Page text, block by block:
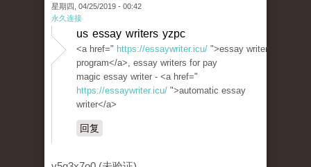
星期四, 04/25/2019 - 00:42
永久连接
us essay writers yzpc
<a href=" https://essaywriter.icu/ ">essay writer
program</a>, essay writers for pay
magic essay writer - <a href="
https://essaywriter.icu/ ">automatic essay
writer</a>
回复